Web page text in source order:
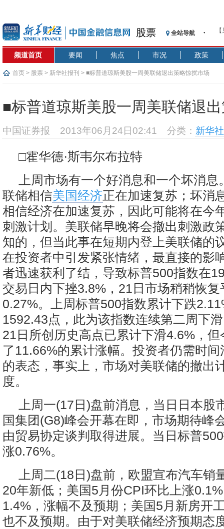
股票 全站导航
【
基
恒
频道首页 要闻 焦点 市况 政策
首页 > 股票 > 新华社报刊 > ■标普道琼斯美股一周美联储退出策略惊扰市场
■标普道琼斯美股一周美联储退
中国证券报 2013年06月24日02:41 分类： 新华
□霍华德·斯韦尔布拉特
上周市场有一个好消息和一个坏消
联储相信美国经济正在加速复苏；坏消
相信经济在加速复苏，因此可能将在今
刺激计划。美联储早晚将会撤出刺激政
知的，但当此事在短期内登上美联储的
在投资者中引发紧张情绪，最直接的影
者迅速获利了结，导致标普500指数在
交易日内下挫3.8%，21日市场稍稍恢
0.27%。上周标普500指数累计下跌
1592.43点，此为该指数连续第二周下
21日所创历史高点已累计下滑4.6%，
了11.66%的累计涨幅。投资者仍需时
的表态，事实上，市场对美联储的撤出
度。
上周一(17日)盘前消息，当日日本股
国集团(G8)峰会开幕在即，市场期待峰
由贸易协定谈判取得进展。当日标普
涨0.76%。
上周二(18日)盘前，欧盟宣布汽车销
20年新低；美国5月份CPI环比上涨
1.4%，涨幅不及预期；美国5月新房开
也不及预期。由于对美联储经济预期态